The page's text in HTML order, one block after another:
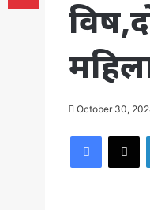
October 30,
Facebook
X